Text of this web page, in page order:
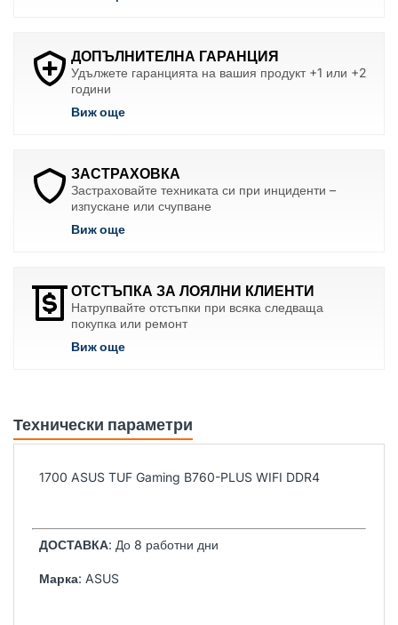
ДОПЪЛНИТЕЛНА ГАРАНЦИЯ
Удължете гаранцията на вашия продукт +1 или +2
години
Виж още
ЗАСТРАХОВКА
Застраховайте техниката си при инциденти –
изпускане или счупване
Виж още
ОТСТЪПКА ЗА ЛОЯЛНИ КЛИЕНТИ
Натрупвайте отстъпки при всяка следваща
покупка или ремонт
Виж още
Технически параметри
1700 ASUS TUF Gaming B760-PLUS WIFI DDR4
ДОСТАВКА: До 8 работни дни
Марка: ASUS